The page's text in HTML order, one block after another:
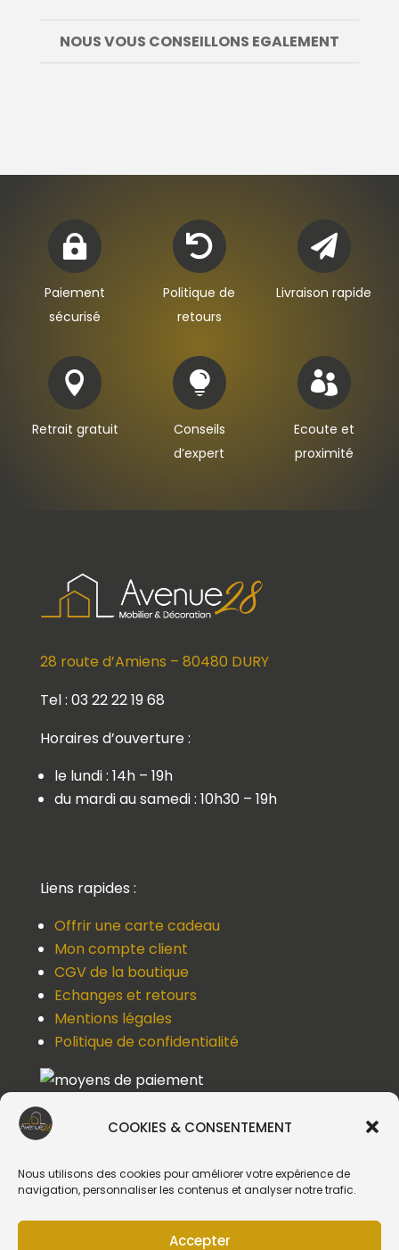
COOKIES & CONSENTEMENT
Nous utilisons des cookies pour améliorer votre expérience de
navigation, personnaliser les contenus et analyser notre trafic.
Accepter
NOUS VOUS CONSEILLONS EGALEMENT

Paiement
sécurisé

Politique de
retours

Livraison rapide

Retrait gratuit

Conseils
d’expert

Ecoute et
proximité
28 route d’Amiens – 80480 DURY
Tel : 03 22 22 19 68
Horaires d’ouverture :
le lundi : 14h – 19h
du mardi au samedi : 10h30 – 19h
Liens rapides :
Offrir une carte cadeau
Mon compte client
CGV de la boutique
Echanges et retours
Mentions légales
Politique de confidentialité
Une question, un devis, un souci ?
Contactez-nous !
Suivez-nous